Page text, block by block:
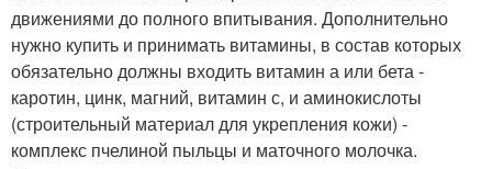
движениями до полного впитывания. Дополнительно
нужно купить и принимать витамины, в состав которых
обязательно должны входить витамин а или бета -
каротин, цинк, магний, витамин с, и аминокислоты
(строительный материал для укрепления кожи) -
комплекс пчелиной пыльцы и маточного молочка.